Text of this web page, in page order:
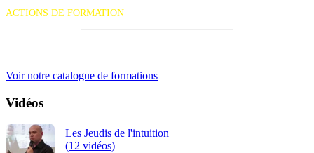
ACTIONS DE FORMATION
Voir notre catalogue de formations
Vidéos
Les Jeudis de l'intuition
(12 vidéos)